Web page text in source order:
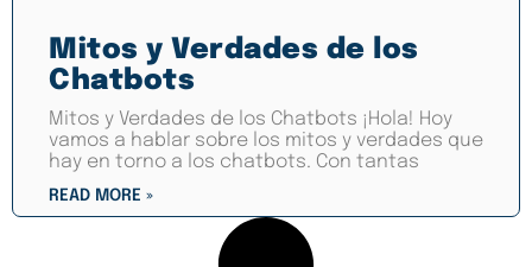
Mitos y Verdades de los
Chatbots
Mitos y Verdades de los Chatbots ¡Hola! Hoy
vamos a hablar sobre los mitos y verdades que
hay en torno a los chatbots. Con tantas
READ MORE »